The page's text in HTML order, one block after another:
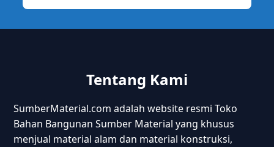
Tentang Kami
SumberMaterial.com adalah website resmi Toko
Bahan Bangunan Sumber Material yang khusus
menjual material alam dan material konstruksi,